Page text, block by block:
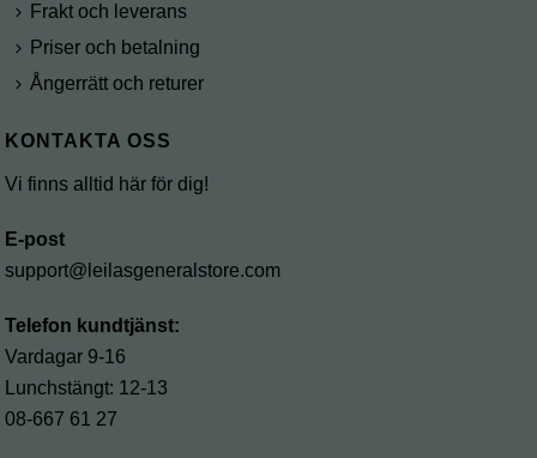
Frakt och leverans
Priser och betalning
Ångerrätt och returer
KONTAKTA OSS
Vi finns alltid här för dig!
E-post
support@leilasgeneralstore.com
Telefon kundtjänst:
Vardagar 9-16
Lunchstängt: 12-13
08-667 61 27